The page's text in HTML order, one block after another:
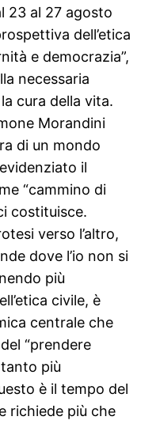
23 al 27 agosto
dell’etica
e democrazia”,
necessaria
cura della vita.
Morandini
di un mondo
il
“cammino di
costituisce.
verso l’altro,
dove l’io non si
più
civile, è
centrale che
“prendere
più
è il tempo del
richiede più che